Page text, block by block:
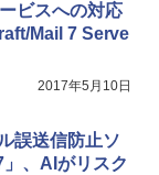
ビスへの対応
Mail 7 Serve
2017年5月10日
誤送信防止ソ
、AIがリスク